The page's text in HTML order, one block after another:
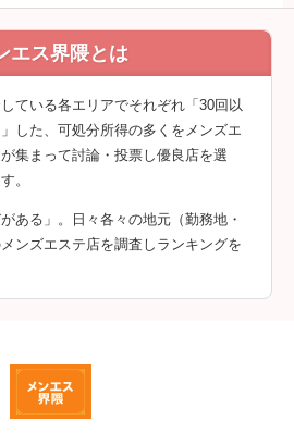
(メリージェーン)
エス界隈とは
ている各エリアでそれぞれ「30回以
した、可処分所得の多くをメンズエ
集まって討論・投票し優良店を選
。
ある」。日々各々の地元（勤務地・
ンズエステ店を調査しランキングを